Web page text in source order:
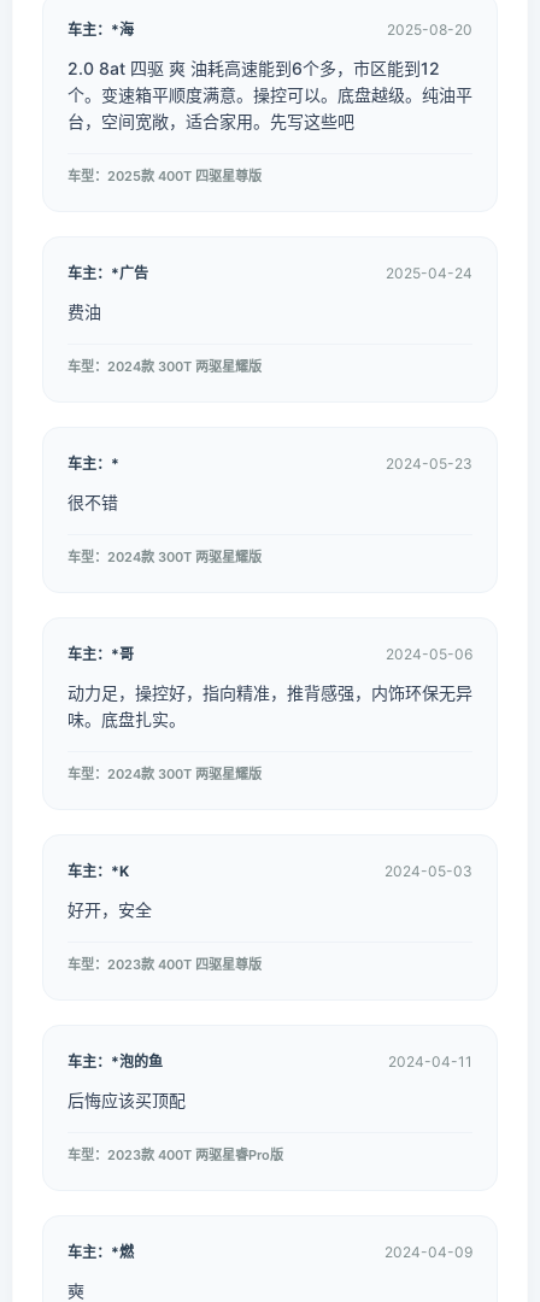
车主：*海 2025-08-20
2.0 8at 四驱 爽 油耗高速能到6个多，市区能到12
个。变速箱平顺度满意。操控可以。底盘越级。纯油平
台，空间宽敞，适合家用。先写这些吧
车型：2025款 400T 四驱星尊版
车主：*广告 2025-04-24
费油
车型：2024款 300T 两驱星耀版
车主：* 2024-05-23
很不错
车型：2024款 300T 两驱星耀版
车主：*哥 2024-05-06
动力足，操控好，指向精准，推背感强，内饰环保无异
味。底盘扎实。
车型：2024款 300T 两驱星耀版
车主：*K 2024-05-03
好开，安全
车型：2023款 400T 四驱星尊版
车主：*泡的鱼 2024-04-11
后悔应该买顶配
车型：2023款 400T 两驱星睿Pro版
车主：*燃 2024-04-09
奭